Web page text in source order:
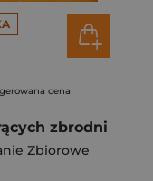
cena
zbrodni
Zbiorowe